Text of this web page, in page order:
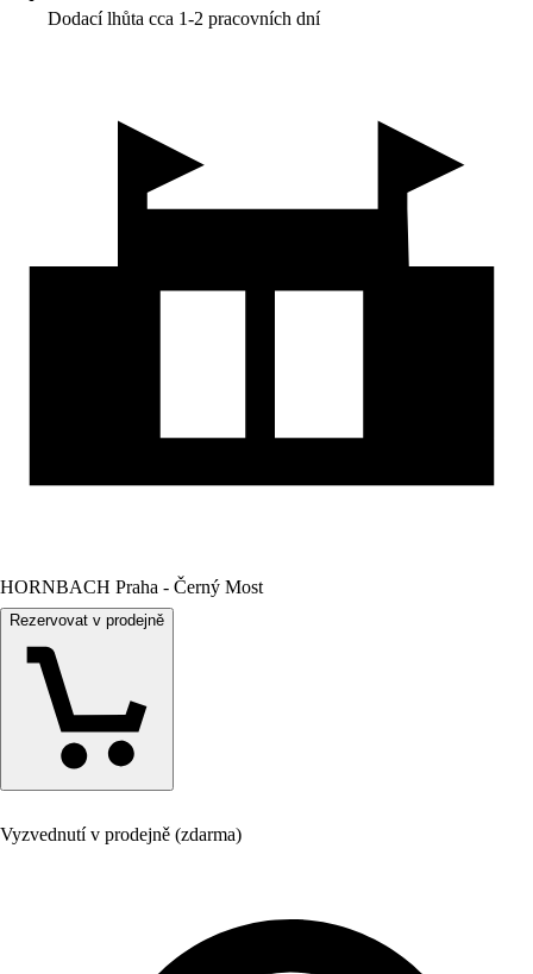
Dodací lhůta cca 1-2 pracovních dní
HORNBACH Praha - Černý Most
Rezervovat v prodejně
Vyzvednutí v prodejně (zdarma)